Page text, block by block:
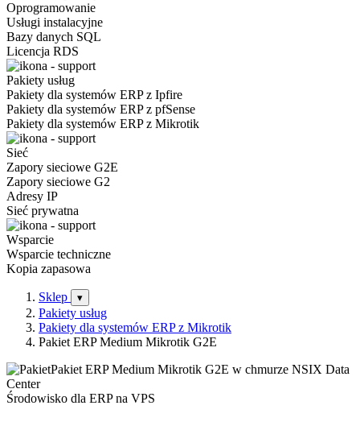
Oprogramowanie
Usługi instalacyjne
Bazy danych SQL
Licencja RDS
Pakiety usług
Pakiety dla systemów ERP z Ipfire
Pakiety dla systemów ERP z pfSense
Pakiety dla systemów ERP z Mikrotik
Sieć
Zapory sieciowe G2E
Zapory sieciowe G2
Adresy IP
Sieć prywatna
Wsparcie
Wsparcie techniczne
Kopia zapasowa
Sklep ▾
Pakiety usług
Pakiety dla systemów ERP z Mikrotik
Pakiet ERP Medium Mikrotik G2E
Środowisko dla ERP na VPS